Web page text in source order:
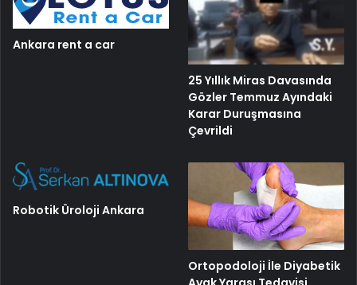
Ankara rent a car
25 Yıllık Miras Davasında
Gözler Temmuz Ayındaki
Karar Duruşmasına
Çevrildi
Robotik Üroloji Ankara
Ortopodoloji İle Diyabetik